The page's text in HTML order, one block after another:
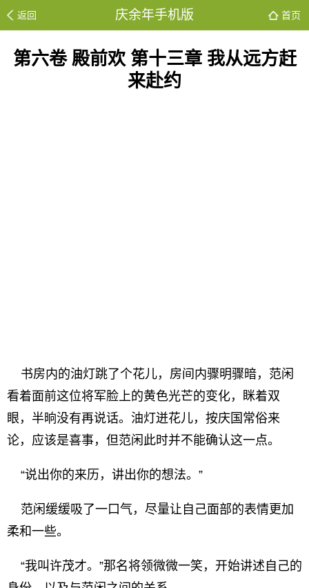
返回 庆余年手机版 首页
第六卷 殿前欢 第十三章 我从远方赶
来赴约
书房内的油灯跳了个花儿，房间内骤明骤暗，范闲
看着面前这位将军脸上的黄色光芒的变化，眯着双
眼，半晌没有再说话。油灯迸花儿，按庆国常俗来
论，应该是喜事，但范闲此时并不能确认这一点。
“说出你的来历，讲出你的想法。”
范闲缓缓吸了一口气，尽量让自己面部的表情更加
柔和一些。
“我叫许茂才。”那名将领微微一笑，开始讲述自己的